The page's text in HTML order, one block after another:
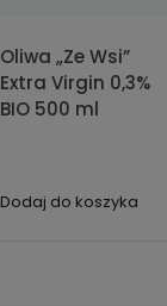
Oliwa „Ze Wsi”
Extra Virgin 0,3%
BIO 500 ml
Dodaj do koszyka